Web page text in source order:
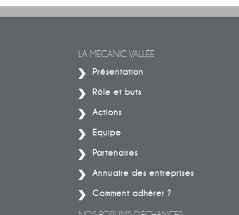
LA MECANIC VALLÉE
Présentation
Rôle et buts
Actions
Equipe
Partenaires
Annuaire des entreprises
Comment adhérer ?